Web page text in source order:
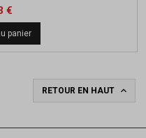
€Prix
de
base
panier
RETOUR EN HAUT 